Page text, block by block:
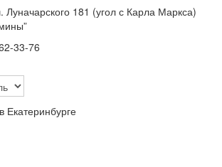
Луначарского 181 (угол с Карла Маркса)
33-76